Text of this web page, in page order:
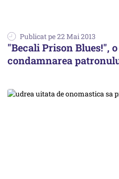
Publicat pe 22 Mai 2013
"Becali Prison Blues!",
condamnarea